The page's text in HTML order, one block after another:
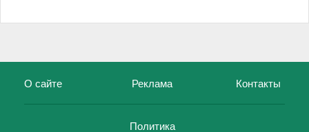
О сайте Реклама Контакты
Политика